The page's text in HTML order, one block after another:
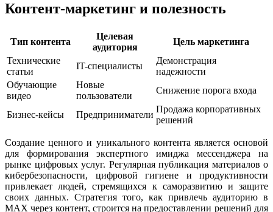
Контент-маркетинг и полезность
Тип контента
Целевая
аудитория
Цель маркетинга
Технические
статьи
IT-специалисты
Демонстрация
надежности
Обучающие
видео
Новые
пользователи
Снижение порога входа
Бизнес-кейсы Предприниматели
Продажа корпоративных
решений
Создание ценного и уникального контента является основой
для формирования экспертного имиджа мессенджера на
рынке цифровых услуг. Регулярная публикация материалов о
кибербезопасности, цифровой гигиене и продуктивности
привлекает людей, стремящихся к саморазвитию и защите
своих данных. Стратегия того, как привлечь аудиторию в
MAX через контент, строится на предоставлении решений для